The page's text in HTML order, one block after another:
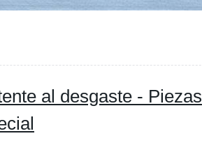
al desgaste - Piezas